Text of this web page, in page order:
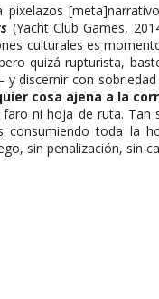
pixelazos
(Yacht Club Games,
culturales es
quizá rupturista,
y discernir con
cosa ajena a la
ni hoja de ruta. Tan
consumiendo toda la
sin penalización, sin